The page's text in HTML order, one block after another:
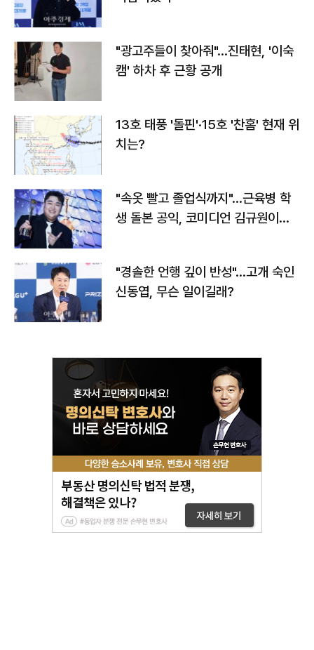
"광고주들이 찾아줘"…진태현, '이숙
캠' 하차 후 근황 공개
13호 태풍 '돌핀'·15호 '찬홈' 현재 위
치는?
"속옷 빨고 졸업식까지"…근육병 학
생 돌본 공익, 코미디언 김규원이었
"경솔한 언행 깊이 반성"…고개 숙인
신동엽, 무슨 일이길래?